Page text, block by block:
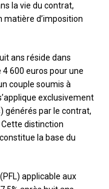
la vie du contrat,
d’imposition
ans réside dans
4 600 euros pour une
couple soumis à
exclusivement
générés par le contrat,
distinction
la base du
(PFL) applicable aux